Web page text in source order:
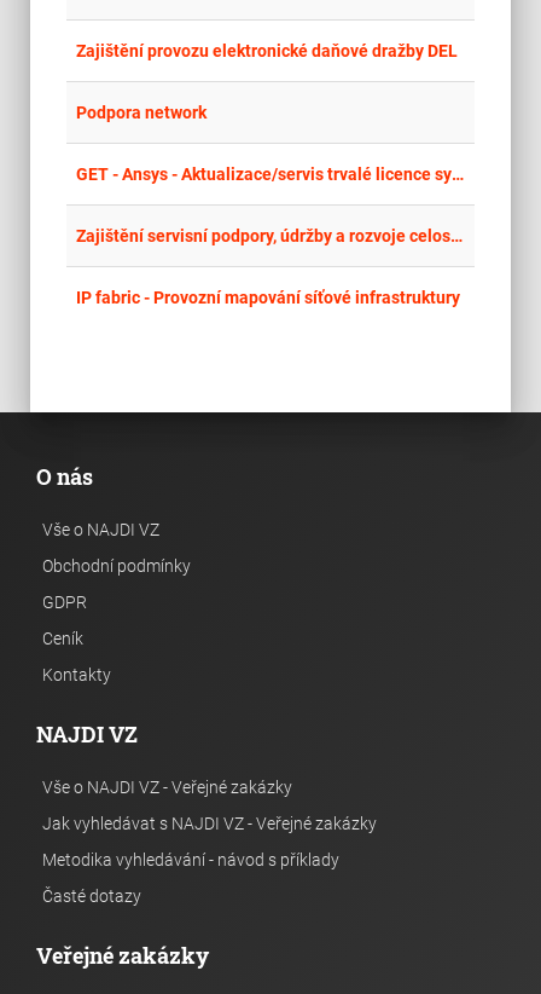
Zajištění provozu elektronické daňové dražby DEL
Podpora network
GET - Ansys - Aktualizace/servis trvalé licence systému Ansys a odborná školení Ansys - 455
Zajištění servisní podpory, údržby a rozvoje celostátního Rozpočtového informačního systému Programového financování (RISPF)
IP fabric - Provozní mapování síťové infrastruktury
O nás
Vše o NAJDI VZ
Obchodní podmínky
GDPR
Ceník
Kontakty
NAJDI VZ
Vše o NAJDI VZ - Veřejné zakázky
Jak vyhledávat s NAJDI VZ - Veřejné zakázky
Metodika vyhledávání - návod s příklady
Časté dotazy
Veřejné zakázky